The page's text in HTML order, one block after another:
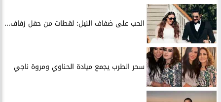
الحب على ضفاف النيل: لقطات من حفل زفاف...
سحر الطرب يجمع ميادة الحناوي ومروة ناجي